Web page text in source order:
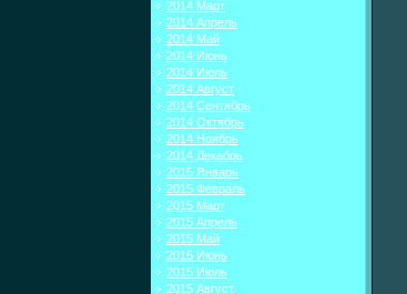
2014 Март
2014 Апрель
2014 Май
2014 Июнь
2014 Июль
2014 Август
2014 Сентябрь
2014 Октябрь
2014 Ноябрь
2014 Декабрь
2015 Январь
2015 Февраль
2015 Март
2015 Апрель
2015 Май
2015 Июнь
2015 Июль
2015 Август